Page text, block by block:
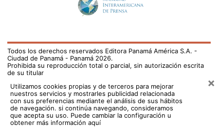
Todos los derechos reservados Editora Panamá América S.A. -
Ciudad de Panamá - Panamá 2026.
Prohibida su reproducción total o parcial, sin autorización escrita
de su titular
Utilizamos cookies propias y de terceros para mejorar
nuestros servicios y mostrarles publicidad relacionada
con sus preferencias mediante el análisis de sus hábitos
de navegación. si continúa navegando, consideramos
que acepta su uso. Puede cambiar la configuración u
obtener más información aquí
×